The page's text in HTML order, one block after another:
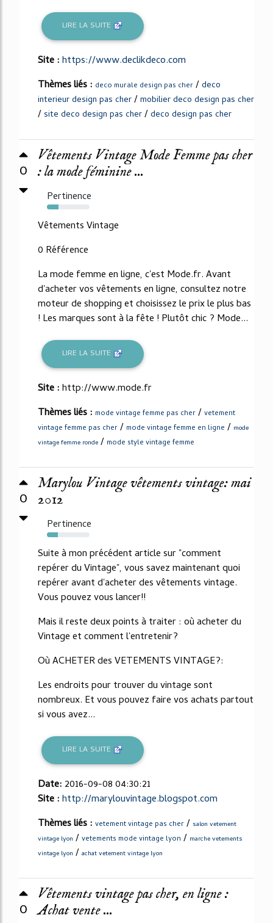
LIRE LA SUITE
Site :https://www.declikdeco.com
Thèmes liés : deco murale design pas cher /deco
interieur design pas cher/mobilier deco design pas cher
/site deco design pas cher/deco design pas cher
0
Vêtements Vintage Mode Femme pas cher
: la mode féminine ...
Pertinence
27%
Vêtements Vintage
0 Référence
La mode femme en ligne, c'est Mode.fr. Avant
d'acheter vos vêtements en ligne, consultez notre
moteur de shopping et choisissez le prix le plus bas
! Les marques sont à la fête ! Plutôt chic ? Mode...
LIRE LA SUITE
Site :http://www.mode.fr
Thèmes liés : mode vintage femme pas cher / vetement
vintage femme pas cher / mode vintage femme en ligne / mode
vintage femme ronde / mode style vintage femme
0
Marylou Vintage vêtements vintage: mai
2012
Pertinence
25%
Suite à mon précédent article sur "comment
repérer du Vintage", vous savez maintenant quoi
repérer avant d'acheter des vêtements vintage.
Vous pouvez vous lancer!!
Mais il reste deux points à traiter : où acheter du
Vintage et comment l'entretenir?
Où ACHETER des VETEMENTS VINTAGE?:
Les endroits pour trouver du vintage sont
nombreux. Et vous pouvez faire vos achats partout
si vous avez...
LIRE LA SUITE
Date: 2016-09-08 04:30:21
Site :http://marylouvintage.blogspot.com
Thèmes liés : vetement vintage pas cher / salon vetement
vintage lyon / vetements mode vintage lyon / marche vetements
vintage lyon / achat vetement vintage lyon
0
Vêtements vintage pas cher, en ligne :
Achat vente ...